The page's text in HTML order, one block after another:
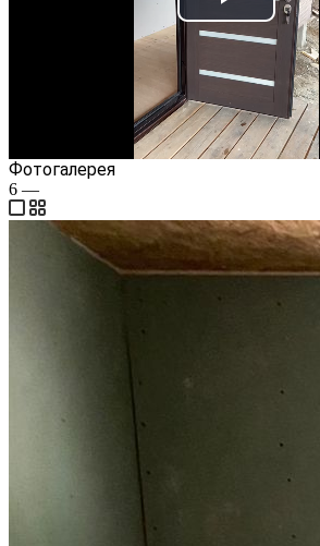
Play
Video
Фотогалерея
6 —